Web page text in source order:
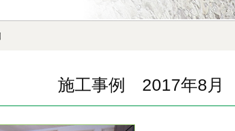
施工事例 2017年8月